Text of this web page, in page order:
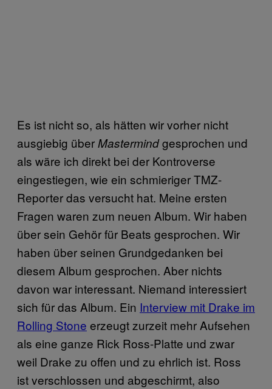
Es ist nicht so, als hätten wir vorher nicht
ausgiebig überMastermindgesprochen und
als wäre ich direkt bei der Kontroverse
eingestiegen, wie ein schmieriger TMZ-
Reporter das versucht hat. Meine ersten
Fragen waren zum neuen Album. Wir haben
über sein Gehör für Beats gesprochen. Wir
haben über seinen Grundgedanken bei
diesem Album gesprochen. Aber nichts
davon war interessant. Niemand interessiert
sich für das Album. Ein Interview mit Drake im
Rolling Stone erzeugt zurzeit mehr Aufsehen
als eine ganze Rick Ross-Platte und zwar
weil Drake zu offen und zu ehrlich ist. Ross
ist verschlossen und abgeschirmt, also